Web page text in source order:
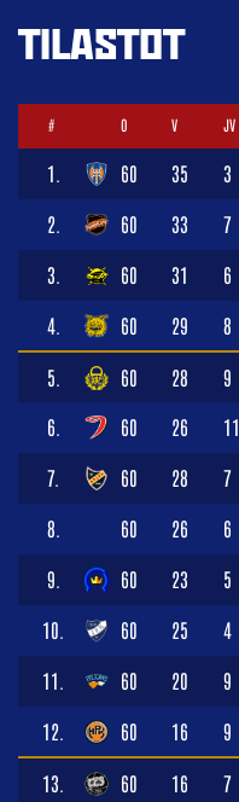
TILASTOT
# O V JV
1. 60 35 3
2. 60 33 7
3. 60 31 6
4. 60 29 8
5. 60 28 9
6. 60 26 11
7. 60 28 7
8. 60 26 6
9. 60 23 5
10. 60 25 4
11. 60 20 9
12. 60 16 9
13. 60 16 7